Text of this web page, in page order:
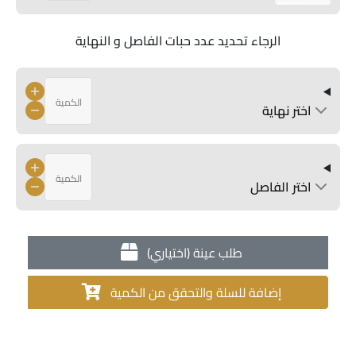
الرجاء تحديد عدد حبات الفاصل و النهاية
اختر نهاية
اختر الفاصل
طلب عينة (اختياري)
إضافة للسلة والتحقق من الكمية